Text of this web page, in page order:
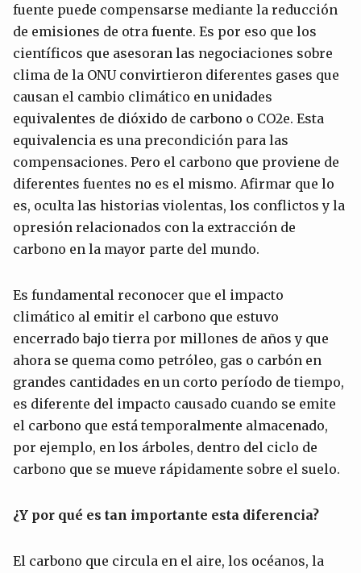
fuente puede compensarse mediante la reducción
de emisiones de otra fuente. Es por eso que los
científicos que asesoran las negociaciones sobre
clima de la ONU convirtieron diferentes gases que
causan el cambio climático en unidades
equivalentes de dióxido de carbono o CO2e. Esta
equivalencia es una precondición para las
compensaciones. Pero el carbono que proviene de
diferentes fuentes no es el mismo. Afirmar que lo
es, oculta las historias violentas, los conflictos y la
opresión relacionados con la extracción de
carbono en la mayor parte del mundo.
Es fundamental reconocer que el impacto
climático al emitir el carbono que estuvo
encerrado bajo tierra por millones de años y que
ahora se quema como petróleo, gas o carbón en
grandes cantidades en un corto período de tiempo,
es diferente del impacto causado cuando se emite
el carbono que está temporalmente almacenado,
por ejemplo, en los árboles, dentro del ciclo de
carbono que se mueve rápidamente sobre el suelo.
¿Y por qué es tan importante esta diferencia?
El carbono que circula en el aire, los océanos, la